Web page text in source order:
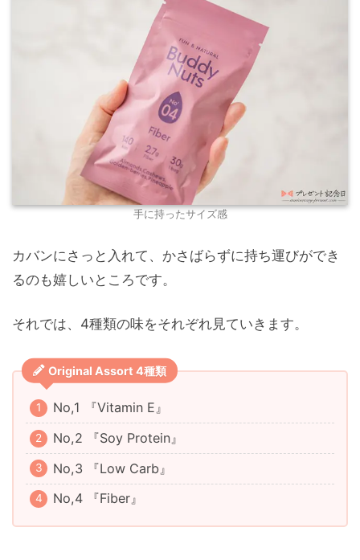
手に持ったサイズ感
カバンにさっと入れて、かさばらずに持ち運びができ
るのも嬉しいところです。
それでは、4種類の味をそれぞれ見ていきます。
Original Assort 4種類
No,1 『Vitamin E』
No,2 『Soy Protein』
No,3 『Low Carb』
No,4 『Fiber』